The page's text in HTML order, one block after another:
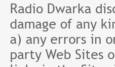
Radio Dwarka
damage of any
a) any errors in
party Web Sites